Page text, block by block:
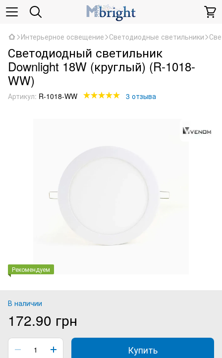
Интерьерное освещение Светодиодные светильники
Светодиодный светильник
Downlight 18W (круглый) (R-1018-
WW)
Артикул: R-1018-WW 3 отзыва
Рекомендуем
В наличии
172.90 грн
Купить